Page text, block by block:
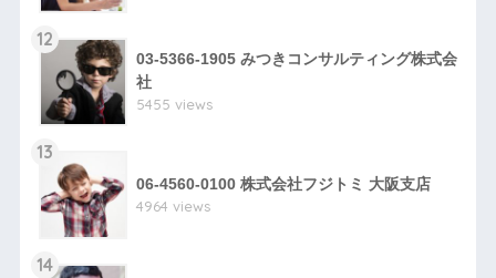
12
03-5366-1905 みつきコンサルティング株式会
社
5455 views
13
06-4560-0100 株式会社フジトミ 大阪支店
4964 views
14